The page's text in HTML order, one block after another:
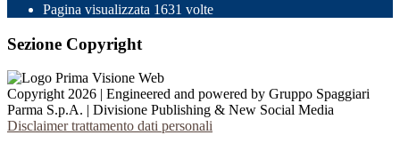
Pagina visualizzata 1631 volte
Sezione Copyright
Copyright 2026 | Engineered and powered by Gruppo Spaggiari
Parma S.p.A. | Divisione Publishing & New Social Media
Disclaimer trattamento dati personali